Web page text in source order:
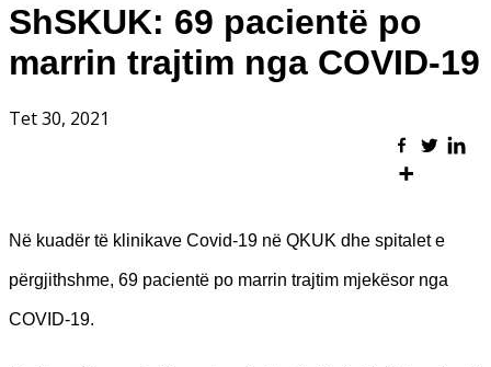
ShSKUK: 69 pacientë po
marrin trajtim nga COVID-19
Tet 30, 2021
Në kuadër të klinikave Covid-19 në QKUK dhe spitalet e
përgjithshme, 69 pacientë po marrin trajtim mjekësor nga
COVID-19.